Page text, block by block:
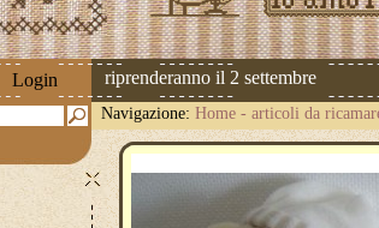
Login riprenderanno il 2 settembre
Navigazione: Home - articoli da